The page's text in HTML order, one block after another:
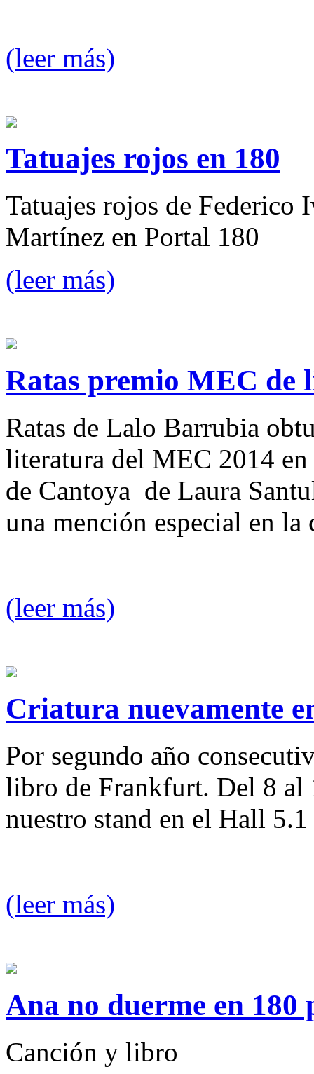
(leer más)
Tatuajes rojos en 180
Tatuajes rojos de Federico
Martínez en Portal 180
(leer más)
Ratas premio MEC de
Ratas de Lalo Barrubia
literatura del MEC 2014
de Cantoya de Laura
una mención especial en
(leer más)
Criatura nuevamente
Por segundo año
libro de Frankfurt. Del 8 al
nuestro stand en el Hall
(leer más)
Ana no duerme en
Canción y libro